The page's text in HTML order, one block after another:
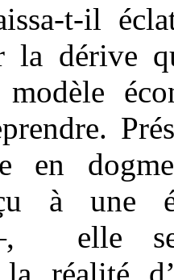
t-il
la dérive
en
à une
elle se
réalité